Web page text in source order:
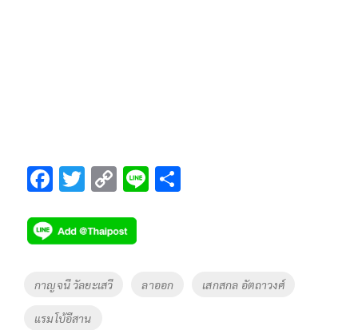
F
e
b
o
o
T
tt
er
C
p
y
Li
Tags
กาญจนี วัลยะเสวี ลาออก เสกสกล อัตถาวงศ์
แรมโบ้อีสาน